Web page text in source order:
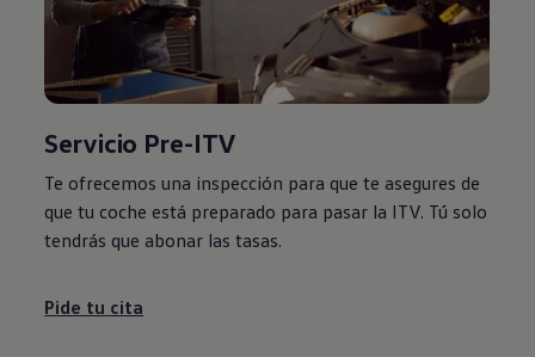
Servicio Pre-ITV
Te ofrecemos una inspección para que te asegures de
que tu coche está preparado para pasar la ITV. Tú solo
tendrás que abonar las tasas.
Pide tu cita